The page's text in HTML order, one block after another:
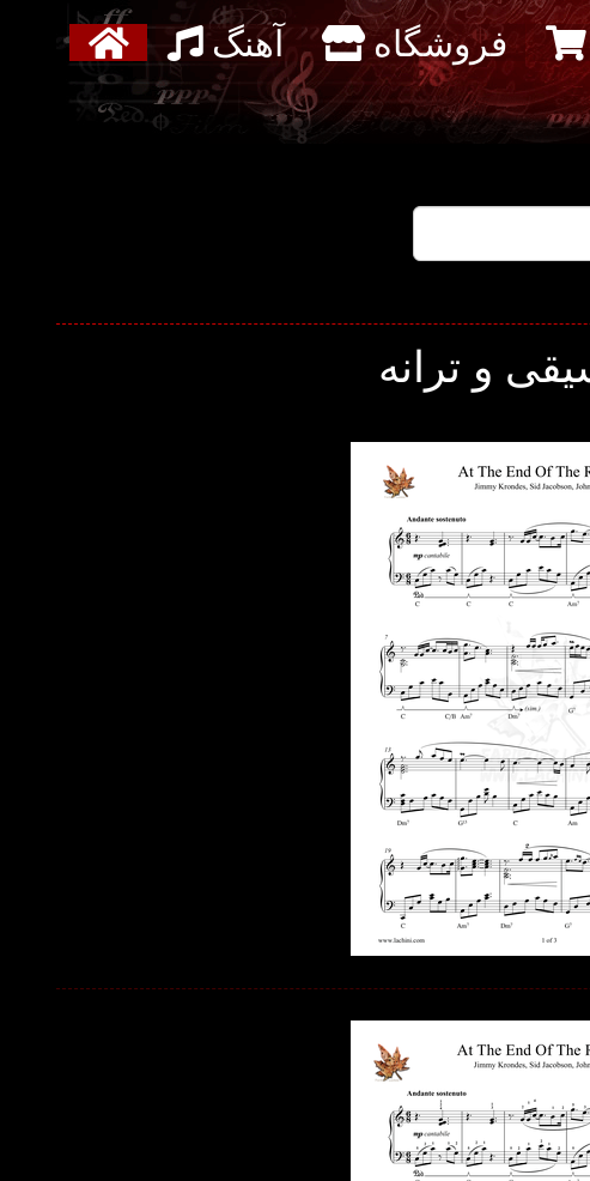
آهنگ فروشگاه